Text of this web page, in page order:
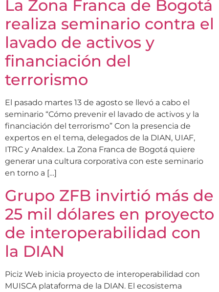
La Zona Franca de Bogotá
realiza seminario contra el
lavado de activos y
financiación del
terrorismo
El pasado martes 13 de agosto se llevó a cabo el
seminario “Cómo prevenir el lavado de activos y la
financiación del terrorismo” Con la presencia de
expertos en el tema, delegados de la DIAN, UIAF,
ITRC y Analdex. La Zona Franca de Bogotá quiere
generar una cultura corporativa con este seminario
en torno a […]
Grupo ZFB invirtió más de
25 mil dólares en proyecto
de interoperabilidad con
la DIAN
Piciz Web inicia proyecto de interoperabilidad con
MUISCA plataforma de la DIAN. El ecosistema